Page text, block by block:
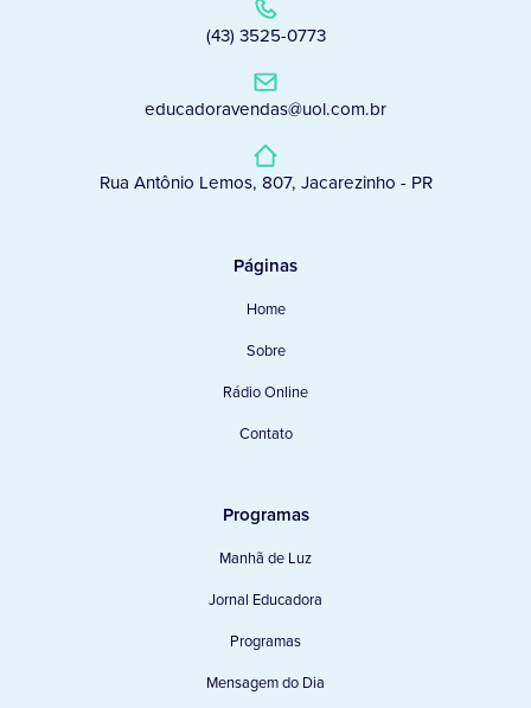
(43) 3525-0773
educadoravendas@uol.com.br
Rua Antônio Lemos, 807, Jacarezinho - PR
Páginas
Home
Sobre
Rádio Online
Contato
Programas
Manhã de Luz
Jornal Educadora
Programas
Mensagem do Dia